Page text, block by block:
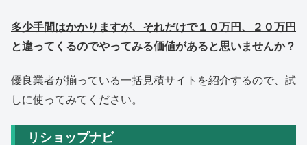
多少手間はかかりますが、それだけで１０万円、２０万円
と違ってくるのでやってみる価値があると思いませんか？
優良業者が揃っている一括見積サイトを紹介するので、試
しに使ってみてください。
リショップナビ